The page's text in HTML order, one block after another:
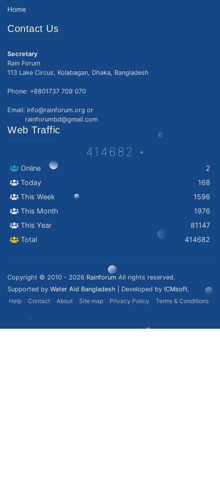
Home
Contact Us
Secretary
Rain Forum
113 Lake Circus, Kolabagan, Dhaka, Bangladesh
Phone: +8801737 709 070
Email: info@rainforum.org or
rainforumbd@gmail.com
Web Traffic
414682
Online
2
Today
168
This Week
1596
This Month
1976
This Year
81147
Total
414682
Copyright © 2010 - 2026 Rainforum All rights reserved.
Supported by Water Aid Bangladesh | Developed by ICMsoft.
Help
Contact About Site map Privacy Policy Terms & Conditions